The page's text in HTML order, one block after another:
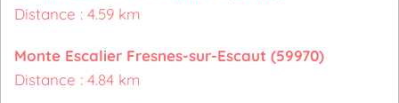
Distance : 4.59 km
Monte Escalier Fresnes-sur-Escaut (59970)
Distance : 4.84 km